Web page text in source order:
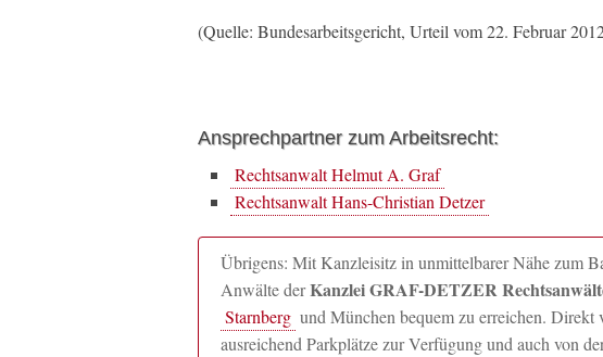
(Quelle: Bundesarbeitsgericht, Urteil vom 22. Februar
Ansprechpartner zum Arbeitsrecht:
Rechtsanwalt Helmut A. Graf
Rechtsanwalt Hans-Christian Detzer
Übrigens: Mit Kanzleisitz in unmittelbarer Nähe zum
Anwälte derKanzlei GRAF-DETZER
Starnberg und München bequem zu erreichen. Direkt
ausreichend Parkplätze zur Verfügung und auch von